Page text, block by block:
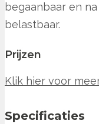
begaanbaar en
belastbaar.
Prijzen
Klik hier voor
Specificaties